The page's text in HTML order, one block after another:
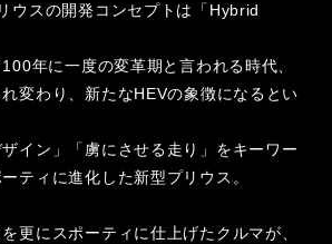
ウスの開発コンセプトは「Hybrid
年に一度の変革期と言われる時代、
変わり、新たなHEVの象徴になるとい
ザイン」「虜にさせる走り」をキーワー
ティに進化した新型プリウス。
更にスポーティに仕上げたクルマが、